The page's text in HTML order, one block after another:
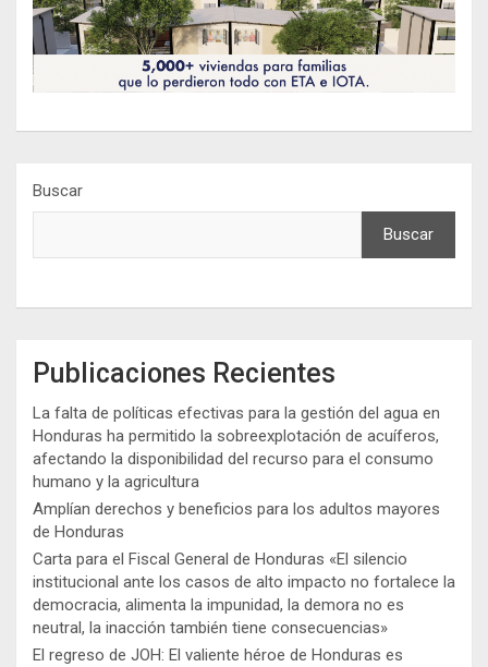
Buscar
Buscar
Publicaciones Recientes
La falta de políticas efectivas para la gestión del agua en
Honduras ha permitido la sobreexplotación de acuíferos,
afectando la disponibilidad del recurso para el consumo
humano y la agricultura
Amplían derechos y beneficios para los adultos mayores
de Honduras
Carta para el Fiscal General de Honduras «El silencio
institucional ante los casos de alto impacto no fortalece la
democracia, alimenta la impunidad, la demora no es
neutral, la inacción también tiene consecuencias»
El regreso de JOH: El valiente héroe de Honduras es